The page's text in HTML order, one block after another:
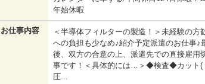
年始休暇
お仕事内容
＜半導体フィルターの製造！＞未経験の方
への負担も少なめ♪紹介予定派遣のお仕事♪
後、双方の合意の上、派遣先での直接雇用
事です！＜具体的には…＞◆検査◆カット(
圧...